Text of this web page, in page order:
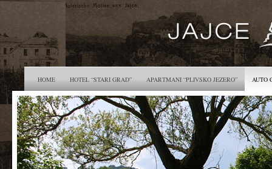
HOME HOTEL “STARI GRAD” APARTMANI “PLIVSKO JEZERO” AUTO